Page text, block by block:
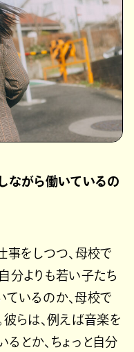
ながら働いているの
事をしつつ、母校で
分よりも若い子たち
いるのか、母校で
彼らは、例えば音楽を
とか、ちょっと自分